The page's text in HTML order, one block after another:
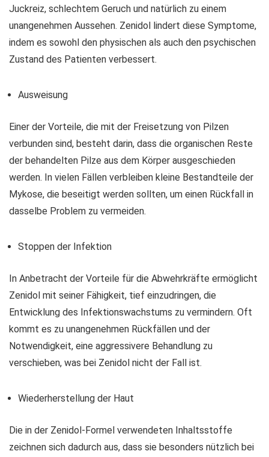
Juckreiz, schlechtem Geruch und natürlich zu einem
unangenehmen Aussehen. Zenidol lindert diese Symptome,
indem es sowohl den physischen als auch den psychischen
Zustand des Patienten verbessert.
Ausweisung
Einer der Vorteile, die mit der Freisetzung von Pilzen
verbunden sind, besteht darin, dass die organischen Reste
der behandelten Pilze aus dem Körper ausgeschieden
werden. In vielen Fällen verbleiben kleine Bestandteile der
Mykose, die beseitigt werden sollten, um einen Rückfall in
dasselbe Problem zu vermeiden.
Stoppen der Infektion
In Anbetracht der Vorteile für die Abwehrkräfte ermöglicht
Zenidol mit seiner Fähigkeit, tief einzudringen, die
Entwicklung des Infektionswachstums zu vermindern. Oft
kommt es zu unangenehmen Rückfällen und der
Notwendigkeit, eine aggressivere Behandlung zu
verschieben, was bei Zenidol nicht der Fall ist.
Wiederherstellung der Haut
Die in der Zenidol-Formel verwendeten Inhaltsstoffe
zeichnen sich dadurch aus, dass sie besonders nützlich bei